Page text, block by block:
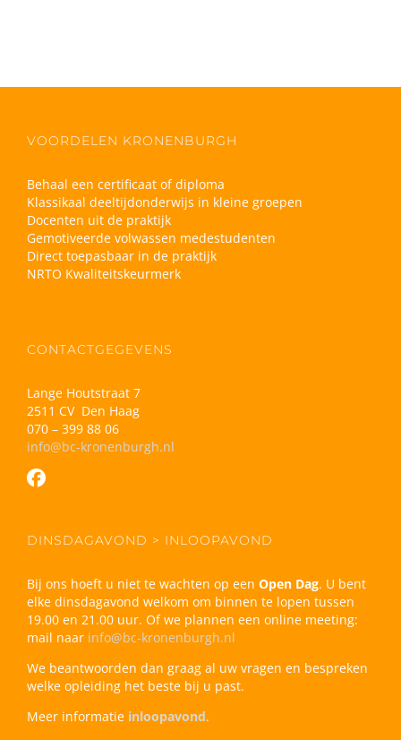
VOORDELEN KRONENBURGH
Behaal een certificaat of diploma
Klassikaal deeltijdonderwijs in kleine groepen
Docenten uit de praktijk
Gemotiveerde volwassen medestudenten
Direct toepasbaar in de praktijk
NRTO Kwaliteitskeurmerk
CONTACTGEGEVENS
Lange Houtstraat 7
2511 CV Den Haag
070 – 399 88 06
info@bc-kronenburgh.nl
DINSDAGAVOND > INLOOPAVOND
Bij ons hoeft u niet te wachten op een Open Dag. U bent
elke dinsdagavond welkom om binnen te lopen tussen
19.00 en 21.00 uur. Of we plannen een online meeting:
mail naar info@bc-kronenburgh.nl
We beantwoorden dan graag al uw vragen en bespreken
welke opleiding het beste bij u past.
Meer informatie inloopavond.